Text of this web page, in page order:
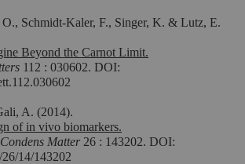
Schmidt-Kaler, F., Singer, K. & Lutz, E.
Beyond the Carnot Limit.
112 : 030602. DOI:
A. (2014).
of in vivo biomarkers.
Matter 26 : 143202. DOI:
14/143202